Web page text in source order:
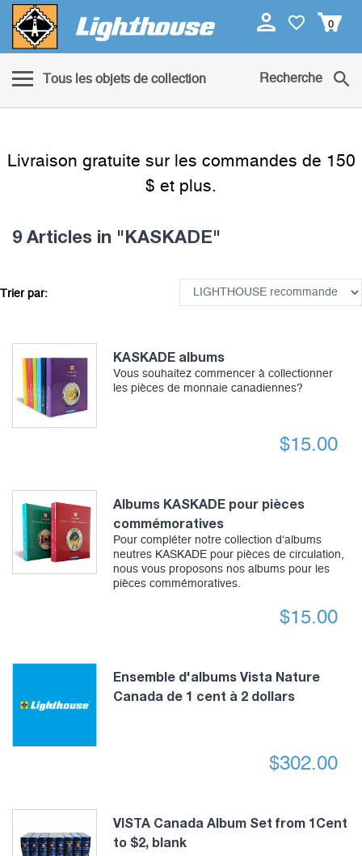
0
Tous les objets de collection Recherche
Livraison gratuite sur les commandes de 150
$ et plus.
9 Articles in "KASKADE"
Trier par:
KASKADE albums
Vous souhaitez commencer à collectionner
les pièces de monnaie canadiennes?
$15.00
Albums KASKADE pour pièces
commémoratives
Pour compléter notre collection d‘albums
neutres KASKADE pour pièces de circulation,
nous vous proposons nos albums pour les
pièces commémoratives.
$15.00
Ensemble d'albums Vista Nature
Canada de 1 cent à 2 dollars
$302.00
VISTA Canada Album Set from 1Cent
to $2, blank